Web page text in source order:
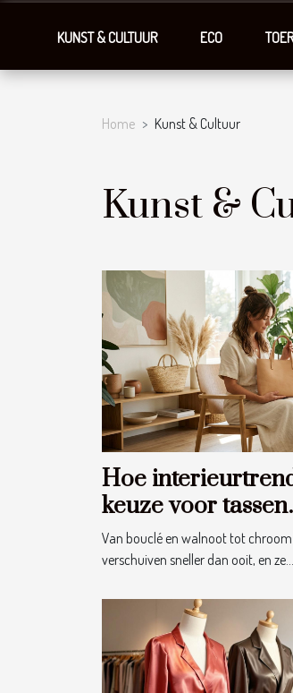
KUNST & CULTUUR ECO
Home Kunst & Cultuur
Kunst &
Hoe
keuze voor tassen
beïnvloeden
Van bouclé en walnoot tot
verschuiven sneller dan ooit, en ze...